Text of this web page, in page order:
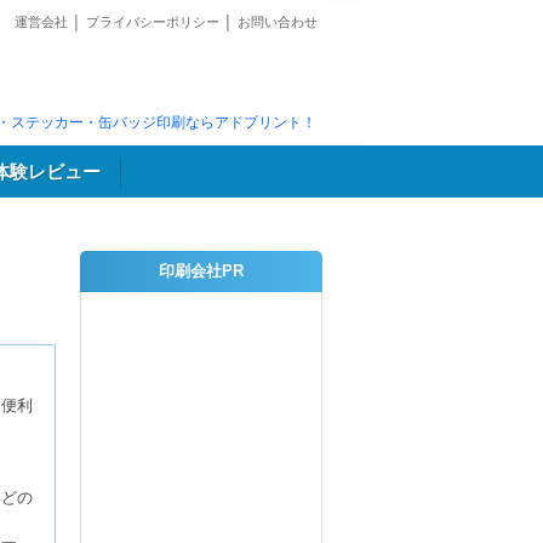
運営会社 プライバシーポリシー お問い合わせ
ステッカー・缶バッジ印刷ならアドプリント！
験レビュー
利
の
印刷会社PR